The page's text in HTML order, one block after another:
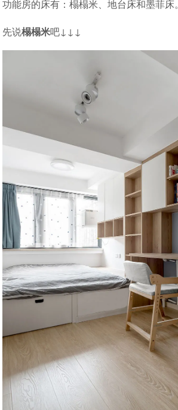
功能房的床有：榻榻米、地台床和墨菲床。
先说榻榻米吧↓↓↓